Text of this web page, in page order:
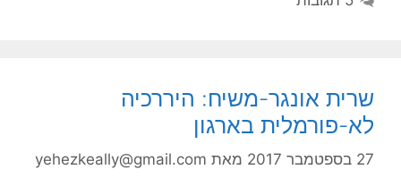
שרית אונגר-משיח: היררכיה
לא-פורמלית בארגון
27 בספטמבר 2017 מאת yehezkeally@gmail.com